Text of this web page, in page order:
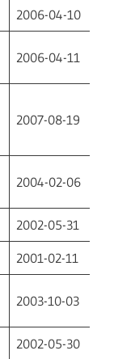
2006-04-10
2006-04-11
2007-08-19
2004-02-06
2002-05-31
2001-02-11
2003-10-03
2002-05-30